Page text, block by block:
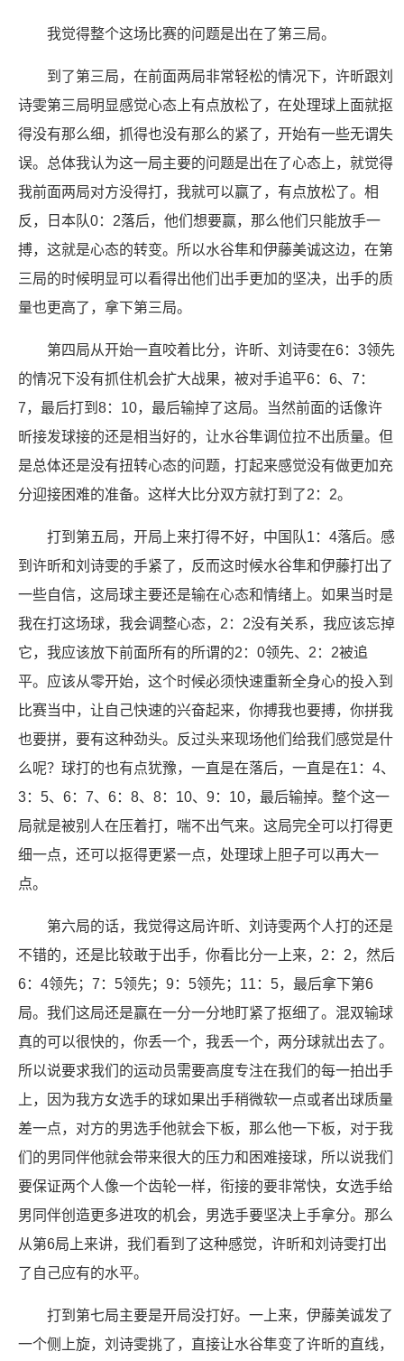
我觉得整个这场比赛的问题是出在了第三局。
到了第三局，在前面两局非常轻松的情况下，许昕跟刘
诗雯第三局明显感觉心态上有点放松了，在处理球上面就抠
得没有那么细，抓得也没有那么的紧了，开始有一些无谓失
误。总体我认为这一局主要的问题是出在了心态上，就觉得
我前面两局对方没得打，我就可以赢了，有点放松了。相
反，日本队0：2落后，他们想要赢，那么他们只能放手一
搏，这就是心态的转变。所以水谷隼和伊藤美诚这边，在第
三局的时候明显可以看得出他们出手更加的坚决，出手的质
量也更高了，拿下第三局。
第四局从开始一直咬着比分，许昕、刘诗雯在6：3领先
的情况下没有抓住机会扩大战果，被对手追平6：6、7：
7，最后打到8：10，最后输掉了这局。当然前面的话像许
昕接发球接的还是相当好的，让水谷隼调位拉不出质量。但
是总体还是没有扭转心态的问题，打起来感觉没有做更加充
分迎接困难的准备。这样大比分双方就打到了2：2。
打到第五局，开局上来打得不好，中国队1：4落后。感
到许昕和刘诗雯的手紧了，反而这时候水谷隼和伊藤打出了
一些自信，这局球主要还是输在心态和情绪上。如果当时是
我在打这场球，我会调整心态，2：2没有关系，我应该忘掉
它，我应该放下前面所有的所谓的2：0领先、2：2被追
平。应该从零开始，这个时候必须快速重新全身心的投入到
比赛当中，让自己快速的兴奋起来，你搏我也要搏，你拼我
也要拼，要有这种劲头。反过头来现场他们给我们感觉是什
么呢？球打的也有点犹豫，一直是在落后，一直是在1：4、
3：5、6：7、6：8、8：10、9：10，最后输掉。整个这一
局就是被别人在压着打，喘不出气来。这局完全可以打得更
细一点，还可以抠得更紧一点，处理球上胆子可以再大一
点。
第六局的话，我觉得这局许昕、刘诗雯两个人打的还是
不错的，还是比较敢于出手，你看比分一上来，2：2，然后
6：4领先；7：5领先；9：5领先；11：5，最后拿下第6
局。我们这局还是赢在一分一分地盯紧了抠细了。混双输球
真的可以很快的，你丢一个，我丢一个，两分球就出去了。
所以说要求我们的运动员需要高度专注在我们的每一拍出手
上，因为我方女选手的球如果出手稍微软一点或者出球质量
差一点，对方的男选手他就会下板，那么他一下板，对于我
们的男同伴他就会带来很大的压力和困难接球，所以说我们
要保证两个人像一个齿轮一样，衔接的要非常快，女选手给
男同伴创造更多进攻的机会，男选手要坚决上手拿分。那么
从第6局上来讲，我们看到了这种感觉，许昕和刘诗雯打出
了自己应有的水平。
打到第七局主要是开局没打好。一上来，伊藤美诚发了
一个侧上旋，刘诗雯挑了，直接让水谷隼变了许昕的直线，